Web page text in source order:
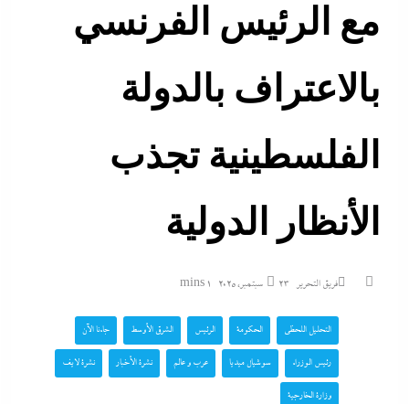
مع الرئيس الفرنسي
بالاعتراف بالدولة
الفلسطينية تجذب
الأنظار الدولية
فريق التحرير 23 سبتمبر، 2025 1 mins
التحليل اللحظي الحكومة الرئيس الشرق الأوسط جاءنا الآن
رئيس الوزراء سوشيال ميديا عرب و عالم نشرة الأخبار نشرة لايف
وزارة الخارجية